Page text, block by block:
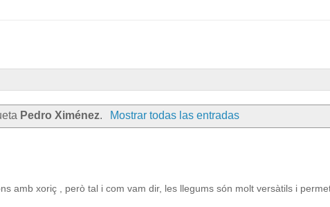
Pedro Ximénez. Mostrar todas las entradas
amb xoriç , però tal i com vam dir, les llegums són molt versàtils i